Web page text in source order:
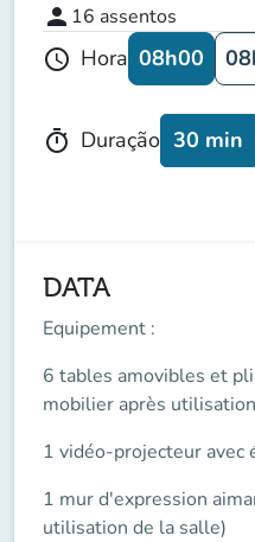
person 16 assentos
schedule Hora 08h00
timer Duração 30 min
DATA
Equipement :
6 tables amovibles et
mobilier après
1 vidéo-projecteur avec
1 mur d'expression
utilisation de la salle)